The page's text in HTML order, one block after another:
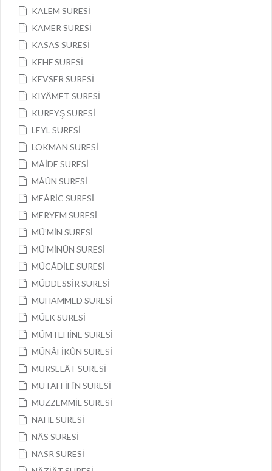
KALEM SURESİ
KAMER SURESİ
KASAS SURESİ
KEHF SURESİ
KEVSER SURESİ
KIYÂMET SURESİ
KUREYŞ SURESİ
LEYL SURESİ
LOKMAN SURESİ
MÂİDE SURESİ
MÂÛN SURESİ
MEÂRİC SURESİ
MERYEM SURESİ
MÜ’MİN SURESİ
MÜ’MİNÛN SURESİ
MÜCÂDİLE SURESİ
MÜDDESSİR SURESİ
MUHAMMED SURESİ
MÜLK SURESİ
MÜMTEHİNE SURESİ
MÜNÂFİKÛN SURESİ
MÜRSELÂT SURESİ
MUTAFFİFÎN SURESİ
MÜZZEMMİL SURESİ
NAHL SURESİ
NÂS SURESİ
NASR SURESİ